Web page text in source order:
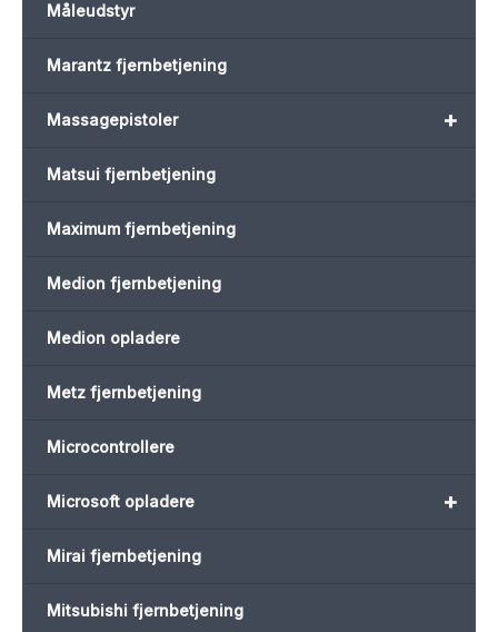
Måleudstyr
Marantz fjernbetjening
+
Massagepistoler
Matsui fjernbetjening
Maximum fjernbetjening
Medion fjernbetjening
Medion opladere
Metz fjernbetjening
Microcontrollere
+
Microsoft opladere
Mirai fjernbetjening
Mitsubishi fjernbetjening